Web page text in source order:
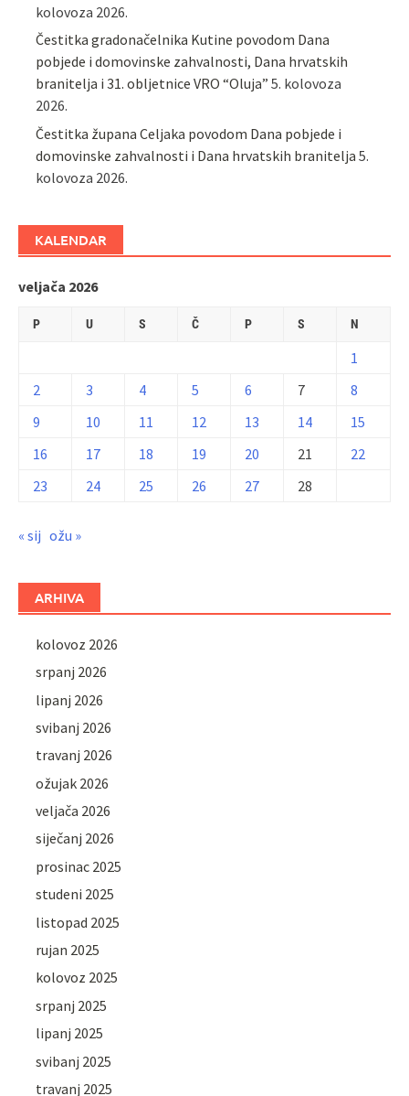
kolovoza 2026.
Čestitka gradonačelnika Kutine povodom Dana
pobjede i domovinske zahvalnosti, Dana hrvatskih
branitelja i 31. obljetnice VRO “Oluja” 5. kolovoza
2026.
Čestitka župana Celjaka povodom Dana pobjede i
domovinske zahvalnosti i Dana hrvatskih branitelja 5.
kolovoza 2026.
KALENDAR
veljača 2026
P U S Č P S N
1
2
3 4 5 6 7
8
9
10 11 12 13 14
15
16
17 18 19 20 21
22
23
24 25 26 27 28
« sij ožu »
ARHIVA
kolovoz 2026
srpanj 2026
lipanj 2026
svibanj 2026
travanj 2026
ožujak 2026
veljača 2026
siječanj 2026
prosinac 2025
studeni 2025
listopad 2025
rujan 2025
kolovoz 2025
srpanj 2025
lipanj 2025
svibanj 2025
travanj 2025